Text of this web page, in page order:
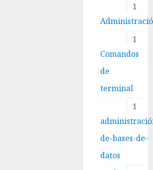
1
1
Comandos
de
terminal
1
de-bases-de-
datos